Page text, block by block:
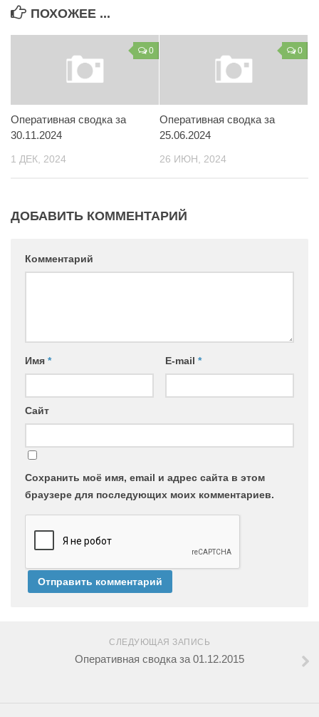
Обращения
ПОХОЖЕЕ ...
0
Оперативная сводка за
30.11.2024
1 ДЕК, 2024
0
Оперативная сводка за
25.06.2024
26 ИЮН, 2024
ДОБАВИТЬ КОММЕНТАРИЙ
Комментарий
Имя * E-mail *
Сайт
Сохранить моё имя, email и адрес сайта в этом
браузере для последующих моих комментариев.
СЛЕДУЮЩАЯ ЗАПИСЬ
Оперативная сводка за 01.12.2015